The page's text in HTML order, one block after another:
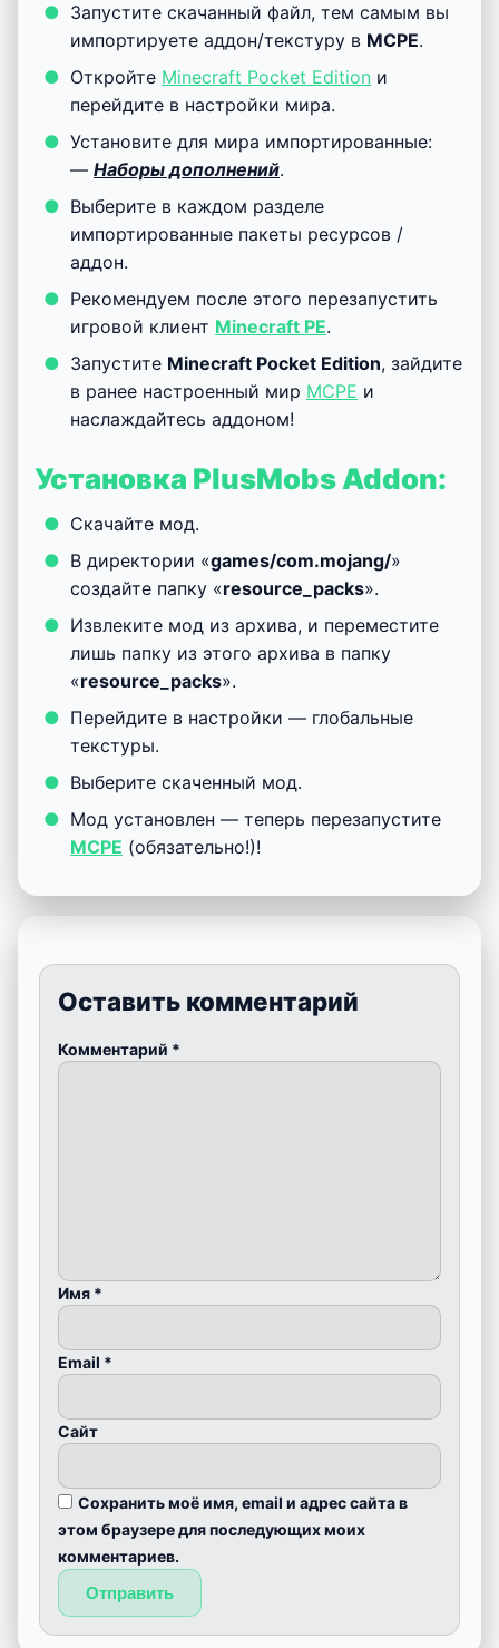
Запустите скачанный файл, тем самым вы
импортируете аддон/текстуру в MCPE.
Откройте Minecraft Pocket Edition и
перейдите в настройки мира.
Установите для мира импортированные:
— Наборы дополнений.
Выберите в каждом разделе
импортированные пакеты ресурсов /
аддон.
Рекомендуем после этого перезапустить
игровой клиент Minecraft PE.
Запустите Minecraft Pocket Edition, зайдите
в ранее настроенный мир MCPE и
наслаждайтесь аддоном!
Установка PlusMobs Addon:
Скачайте мод.
В директории «games/com.mojang/»
создайте папку «resource_packs».
Извлеките мод из архива, и переместите
лишь папку из этого архива в папку
«resource_packs».
Перейдите в настройки — глобальные
текстуры.
Выберите скаченный мод.
Мод установлен — теперь перезапустите
MCPE (обязательно!)!
Оставить комментарий
Комментарий *
Имя *
Email *
Сайт
Сохранить моё имя, email и адрес сайта в
этом браузере для последующих моих
комментариев.